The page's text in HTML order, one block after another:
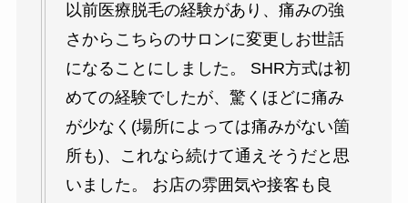
以前医療脱毛の経験があり、痛みの強
さからこちらのサロンに変更しお世話
になることにしました。 SHR方式は初
めての経験でしたが、驚くほどに痛み
が少なく(場所によっては痛みがない箇
所も)、これなら続けて通えそうだと思
いました。 お店の雰囲気や接客も良